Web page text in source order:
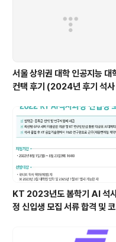
서울 상위권 대학 인공지능 대
컨택 후기 (2024년 후기 석사
KT 2023년도 봄학기 AI 석
정 신입생 모집 서류 합격 및